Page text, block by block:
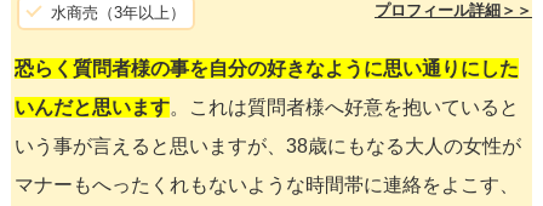
水商売（3年以上） プロフィール詳細＞＞
恐らく質問者様の事を自分の好きなように思い通りにした
いんだと思います。これは質問者様へ好意を抱いていると
いう事が言えると思いますが、38歳にもなる大人の女性が
マナーもへったくれもないような時間帯に連絡をよこす、